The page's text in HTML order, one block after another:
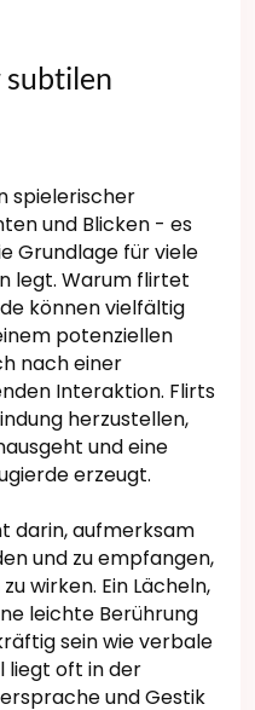
subtilen
spielerischer
und Blicken - es
Grundlage für viele
legt. Warum flirtet
können vielfältig
potenziellen
nach einer
Interaktion. Flirts
herzustellen,
und eine
erzeugt.
darin, aufmerksam
und zu empfangen,
wirken. Ein Lächeln,
leichte Berührung
sein wie verbale
liegt oft in der
und Gestik